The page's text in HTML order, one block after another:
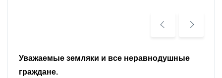
Уважаемые земляки и все неравнодушные
граждане.